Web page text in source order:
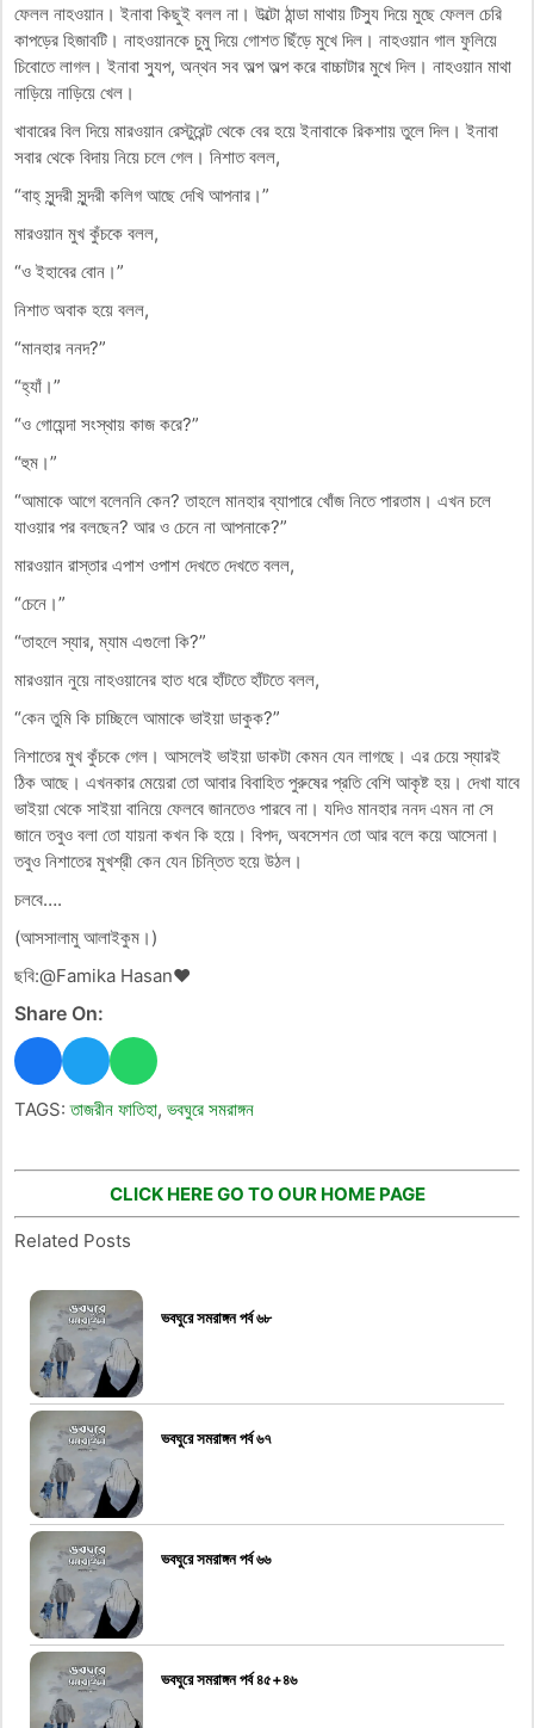
ফেলল নাহওয়ান। ইনাবা কিছুই বলল না। উল্টো ঠান্ডা মাথায় টিস্যু দিয়ে মুছে ফেলল চেরি
কাপড়ের হিজাবটি। নাহওয়ানকে চুমু দিয়ে গোশত ছিঁড়ে মুখে দিল। নাহওয়ান গাল ফুলিয়ে
চিবোতে লাগল। ইনাবা স্যুপ, অন্থন সব অল্প অল্প করে বাচ্চাটার মুখে দিল। নাহওয়ান মাথা
নাড়িয়ে নাড়িয়ে খেল।
খাবারের বিল দিয়ে মারওয়ান রেস্টুরেন্ট থেকে বের হয়ে ইনাবাকে রিকশায় তুলে দিল। ইনাবা
সবার থেকে বিদায় নিয়ে চলে গেল। নিশাত বলল,
“বাহ্ সুন্দরী সুন্দরী কলিগ আছে দেখি আপনার।”
মারওয়ান মুখ কুঁচকে বলল,
“ও ইহাবের বোন।”
নিশাত অবাক হয়ে বলল,
“মানহার ননদ?”
“হ্যাঁ।”
“ও গোয়েন্দা সংস্থায় কাজ করে?”
“হুম।”
“আমাকে আগে বলেননি কেন? তাহলে মানহার ব্যাপারে খোঁজ নিতে পারতাম। এখন চলে
যাওয়ার পর বলছেন? আর ও চেনে না আপনাকে?”
মারওয়ান রাস্তার এপাশ ওপাশ দেখতে দেখতে বলল,
“চেনে।”
“তাহলে স্যার, ম্যাম এগুলো কি?”
মারওয়ান নুয়ে নাহওয়ানের হাত ধরে হাঁটতে হাঁটতে বলল,
“কেন তুমি কি চাচ্ছিলে আমাকে ভাইয়া ডাকুক?”
নিশাতের মুখ কুঁচকে গেল। আসলেই ভাইয়া ডাকটা কেমন যেন লাগছে। এর চেয়ে স্যারই
ঠিক আছে। এখনকার মেয়েরা তো আবার বিবাহিত পুরুষের প্রতি বেশি আকৃষ্ট হয়। দেখা যাবে
ভাইয়া থেকে সাইয়া বানিয়ে ফেলবে জানতেও পারবে না। যদিও মানহার ননদ এমন না সে
জানে তবুও বলা তো যায়না কখন কি হয়ে। বিপদ, অবসেশন তো আর বলে কয়ে আসেনা।
তবুও নিশাতের মুখশ্রী কেন যেন চিন্তিত হয়ে উঠল।
চলবে….
(আসসালামু আলাইকুম।)
ছবি:@Famika Hasan❤️
Share On:
TAGS:তাজরীন ফাতিহা, ভবঘুরে সমরাঙ্গন
CLICK HERE GO TO OUR HOME PAGE
Related Posts
ভবঘুরে সমরাঙ্গন পর্ব ৬৮
ভবঘুরে সমরাঙ্গন পর্ব ৬৭
ভবঘুরে সমরাঙ্গন পর্ব ৬৬
ভবঘুরে সমরাঙ্গন পর্ব ৪৫+৪৬